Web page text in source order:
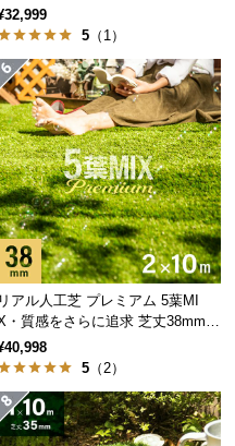
約135g/㎡
較
当商品
高密度な生地により、鋭
りと防ぐことができま
す。
2×10m
5 （1）
リアル人工芝 プレミアム 5葉MI
・質感をさらに追求 芝丈38mm 2
5 （2）